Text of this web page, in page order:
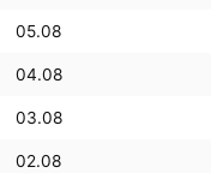
05.08
04.08
03.08
02.08